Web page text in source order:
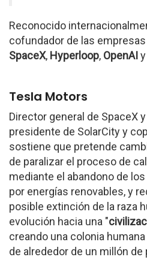
Reconocido
cofundador de las empresas
SpaceX, Hyperloop, OpenAI y
Tesla Motors
Director general de SpaceX
presidente de SolarCity y
sostiene que pretende
de paralizar el proceso de
mediante el abandono de
por energías renovables, y
posible extinción de la raza
evolución hacia una "
creando una colonia
de alrededor de un millón de